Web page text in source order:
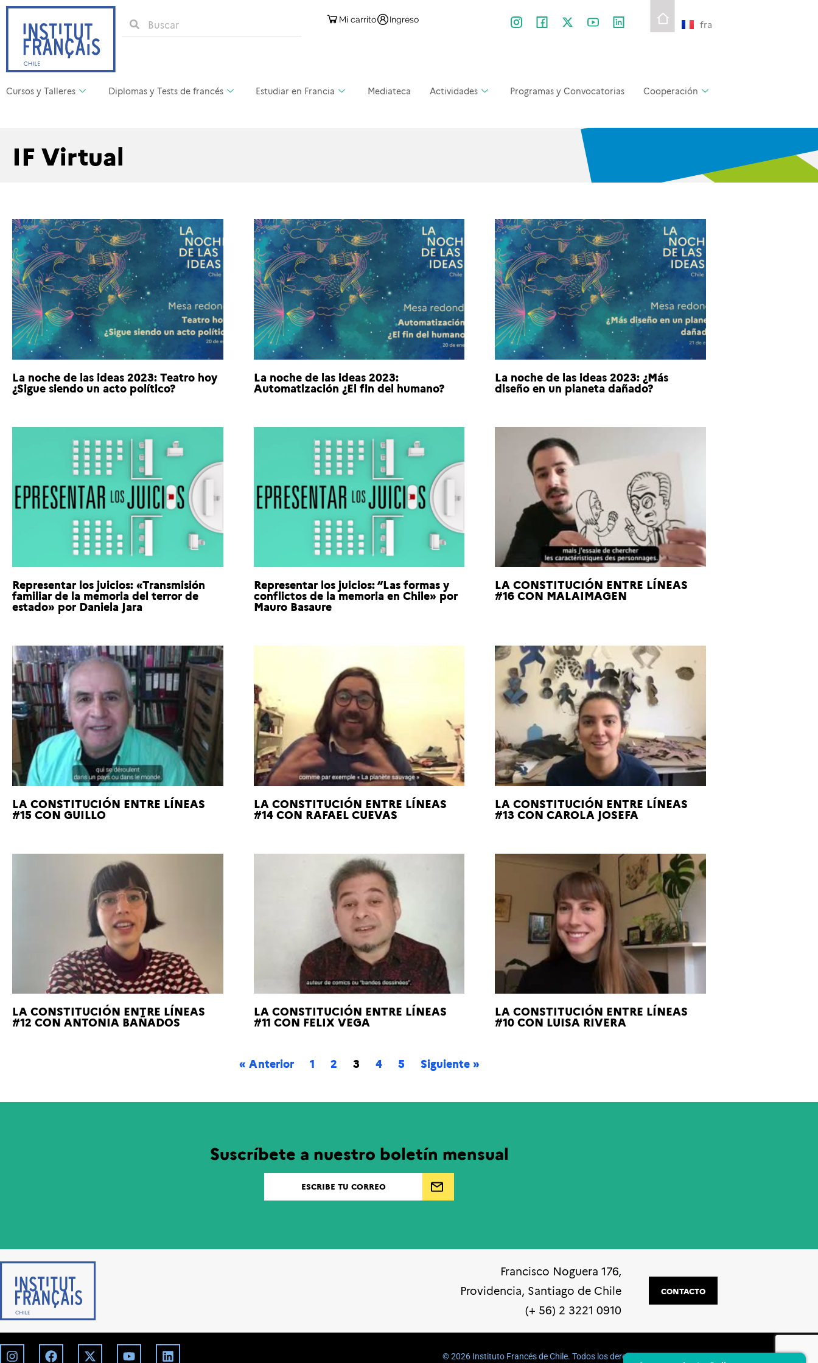
Mi carrito Ingreso fra
Cursos y Talleres Diplomas y Tests de francés Estudiar en Francia Mediateca Actividades Programas y Convocatorias Cooperación
IF Virtual
La noche de las ideas 2023: Teatro hoy
¿Sigue siendo un acto político?
La noche de las ideas 2023:
Automatización ¿El fin del humano?
La noche de las ideas 2023: ¿Más
diseño en un planeta dañado?
Representar los juicios: «Transmisión
familiar de la memoria del terror de
estado» por Daniela Jara
Representar los juicios: “Las formas y
conflictos de la memoria en Chile» por
Mauro Basaure
LA CONSTITUCIÓN ENTRE LÍNEAS
#16 CON MALAIMAGEN
LA CONSTITUCIÓN ENTRE LÍNEAS
#15 CON GUILLO
LA CONSTITUCIÓN ENTRE LÍNEAS
#14 CON RAFAEL CUEVAS
LA CONSTITUCIÓN ENTRE LÍNEAS
#13 CON CAROLA JOSEFA
LA CONSTITUCIÓN ENTRE LÍNEAS
#12 CON ANTONIA BAÑADOS
LA CONSTITUCIÓN ENTRE LÍNEAS
#11 CON FELIX VEGA
LA CONSTITUCIÓN ENTRE LÍNEAS
#10 CON LUISA RIVERA
« Anterior 1 2 3 4 5 Siguiente »
Suscríbete a nuestro boletín mensual
Francisco Noguera 176,
Providencia, Santiago de Chile
(+ 56) 2 3221 0910
CONTACTO
©️ 2026 Instituto Francés de Chile. Todos los derechos reservados